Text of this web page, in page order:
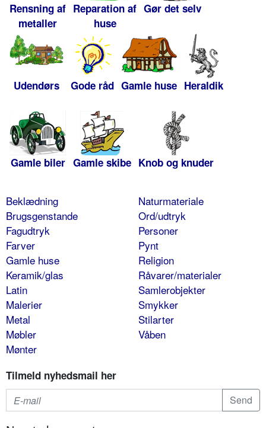
Rensning af
metaller
Reparation af
huse
Gør det selv
Udendørs Gode råd Gamle huse Heraldik
Gamle biler Gamle skibe Knob og knuder
Beklædning
Brugsgenstande
Fagudtryk
Farver
Gamle huse
Keramik/glas
Latin
Malerier
Metal
Møbler
Mønter
Naturmateriale
Ord/udtryk
Personer
Pynt
Religion
Råvarer/materialer
Samlerobjekter
Smykker
Stilarter
Våben
Tilmeld nyhedsmail her